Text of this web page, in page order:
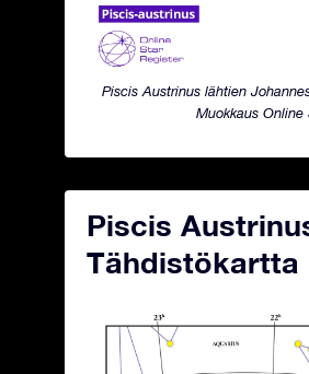
Piscis Austrinus lähtien
Muokkaus
Piscis
Tähdistökartta